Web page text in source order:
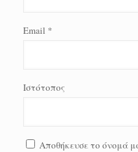
Email *
Ιστότοπος
Αποθήκευσε το όνομά